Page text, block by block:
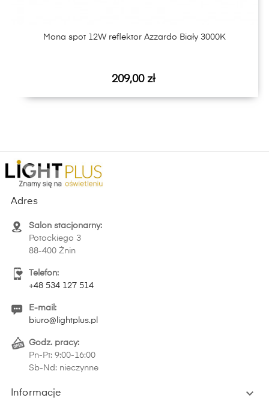
Mona spot 12W reflektor Azzardo Biały 3000K
Cena
209,00 zł
Adres
Salon stacjonarny:
Potockiego 3
88-400 Żnin
Telefon:
+48 534 127 514
E-mail:
biuro@lightplus.pl
Godz. pracy:
Pn-Pt: 9:00-16:00
Sb-Nd: nieczynne
Informacje 